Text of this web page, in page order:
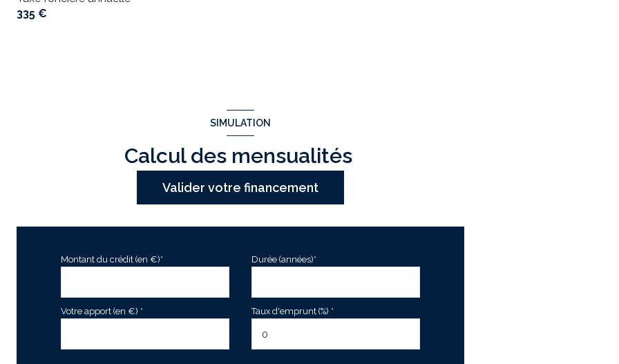
335 €
SIMULATION
Calcul des mensualités
Valider votre financement
Montant du crédit (en €)* Durée (années)*
Votre apport (en €) * Taux d'emprunt (%) *